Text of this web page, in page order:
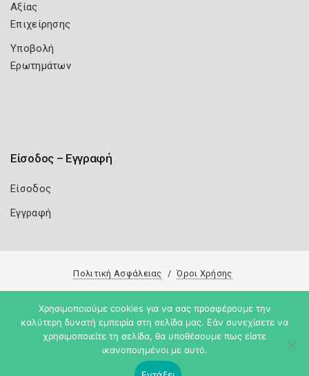
Αξίας
Επιχείρησης
Υποβολή
Ερωτημάτων
Είσοδος – Εγγραφή
Είσοδος
Εγγραφή
Πολιτική Ασφάλειας Όροι Χρήσης
Copyright 2026 Knowledge A.E.
Χρησιμοποιούμε cookies για να σας προσφέρουμε την
καλύτερη δυνατή εμπειρία στη σελίδα μας. Εάν συνεχίσετε να
χρησιμοποιείτε τη σελίδα, θα υποθέσουμε πως είστε
ικανοποιημένοι με αυτό.